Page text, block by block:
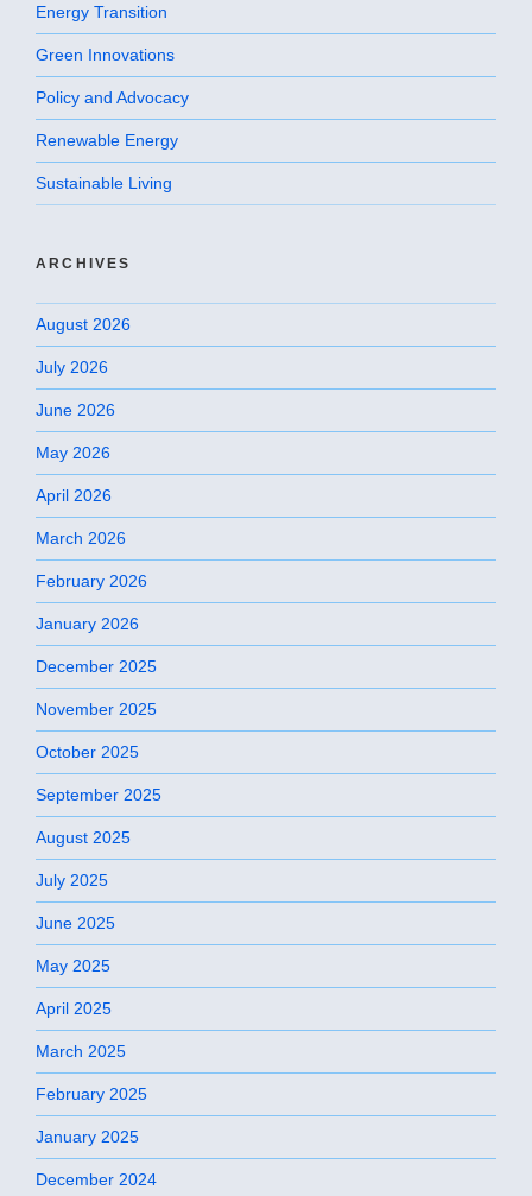
Energy Transition
Green Innovations
Policy and Advocacy
Renewable Energy
Sustainable Living
ARCHIVES
August 2026
July 2026
June 2026
May 2026
April 2026
March 2026
February 2026
January 2026
December 2025
November 2025
October 2025
September 2025
August 2025
July 2025
June 2025
May 2025
April 2025
March 2025
February 2025
January 2025
December 2024